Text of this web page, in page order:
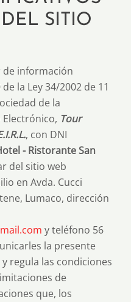
SITIO
de información
la Ley 34/2002 de 11
de la
Tour
, con DNI
- Ristorante San
del sitio web
en Avda. Cucci
Lumaco, dirección
y teléfono 56
la presente
regula las condiciones
de
que, los